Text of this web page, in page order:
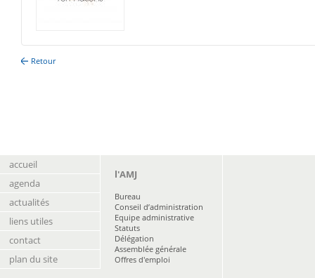
Retour
accueil
agenda
actualités
liens utiles
contact
plan du site
l'AMJ
Bureau
Conseil d’administration
Equipe administrative
Statuts
Délégation
Assemblée générale
Offres d'emploi